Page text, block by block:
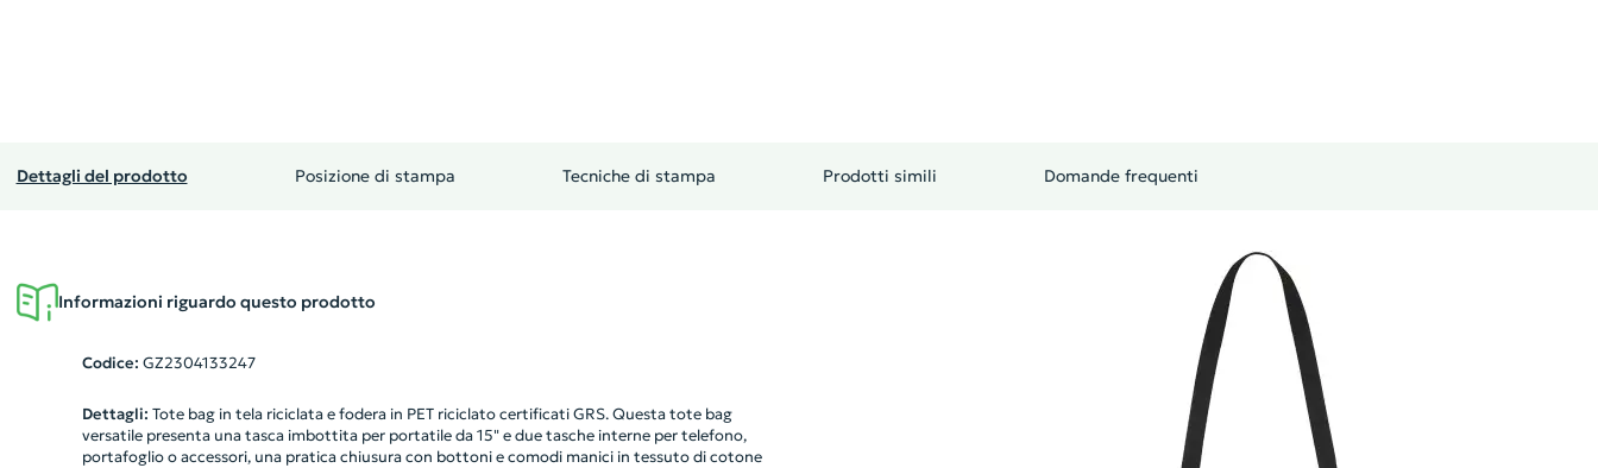
Dettagli del prodotto Posizione di stampa Tecniche di stampa Prodotti simili Domande frequenti
Informazioni riguardo questo prodotto
Codice: GZ2304133247
Dettagli: Tote bag in tela riciclata e fodera in PET riciclato certificati GRS. Questa tote bag
versatile presenta una tasca imbottita per portatile da 15" e due tasche interne per telefono,
portafoglio o accessori, una pratica chiusura con bottoni e comodi manici in tessuto di cotone